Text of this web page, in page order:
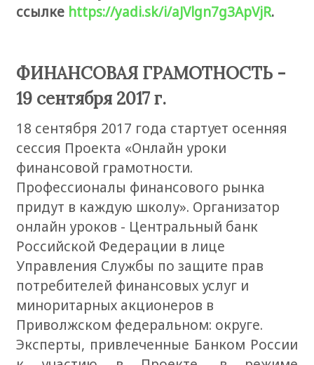
ссылке https://yadi.sk/i/aJVlgn7g3ApVjR.
ФИНАНСОВАЯ ГРАМОТНОСТЬ -
19 сентября 2017 г.
18 сентября 2017 года стартует осенняя
сессия Проекта «Онлайн уроки
финансовой грамотности.
Профессионалы финансового рынка
придут в каждую школу». Организатор
онлайн уроков - Центральный банк
Российской Федерации в лице
Управления Службы по защите прав
потребителей финансовых услуг и
миноритарных акционеров в
Приволжском федеральном: округе.
Эксперты, привлеченные Банком России